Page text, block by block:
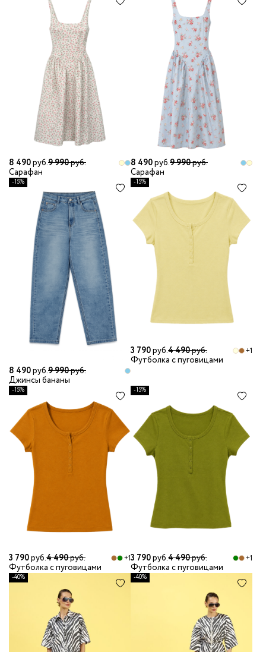
8 490руб.9 990руб.
Сарафан
8 490руб.9 990руб.
Сарафан
-15%
8 490руб.9 990руб.
Джинсы бананы
-15%
3 790руб.4 490руб.
Футболка с пуговицами
+1
-15%
3 790руб.4 490руб.
Футболка с пуговицами
+1
-15%
3 790руб.4 490руб.
Футболка с пуговицами
+1
-40% -40%